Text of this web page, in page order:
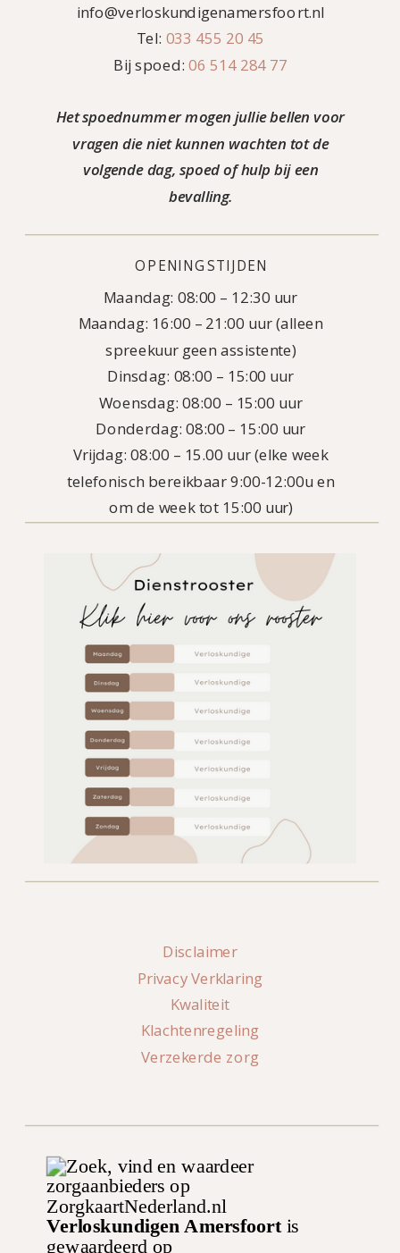
info@verloskundigenamersfoort.nl
Tel: 033 455 20 45
Bij spoed:06 514 284 77
Het spoednummer mogen jullie bellen voor
vragen die niet kunnen wachten tot de
volgende dag, spoed of hulp bij een
bevalling.
Disclaimer
Privacy Verklaring
Kwaliteit
Klachtenregeling
Verzekerde zorg
OPENINGSTIJDEN
Maandag: 08:00 – 12:30 uur
Maandag: 16:00 – 21:00 uur (alleen
spreekuur geen assistente)
Dinsdag: 08:00 – 15:00 uur
Woensdag: 08:00 – 15:00 uur
Donderdag: 08:00 – 15:00 uur
Vrijdag: 08:00 – 15.00 uur (elke week
telefonisch bereikbaar 9:00-12:00u en
om de week tot 15:00 uur)
Verloskundigen Amersfoortis
gewaardeerd op